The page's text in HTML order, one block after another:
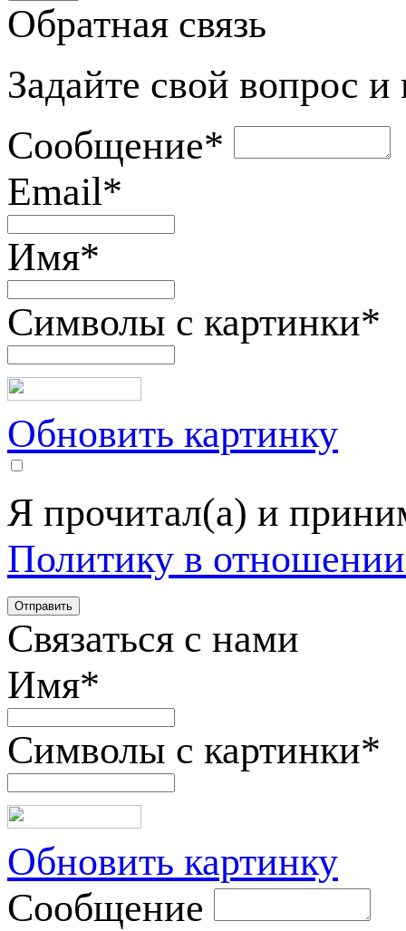
Обратная связь
Задайте свой вопрос
Сообщение*
Email*
Имя*
Символы с картинки*
Обновить картинку
Я прочитал(а) и
Политику в
Связаться с нами
Имя*
Символы с картинки*
Обновить картинку
Сообщение